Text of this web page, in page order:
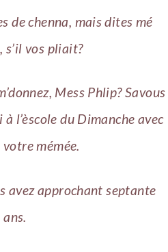
de chenna, mais dites mé
s’il vos pliait?
Mess Phlip? Savous
l’èscole du Dimanche avec
votre mémée.
avez approchant septante
ans.